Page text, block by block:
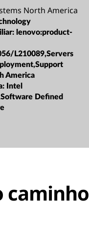
North America
lenovo:product-
L210089,Servers
America
Intel
Defined
caminho